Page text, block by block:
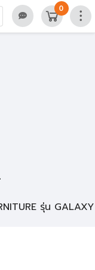
0
รุ่น GALAXY